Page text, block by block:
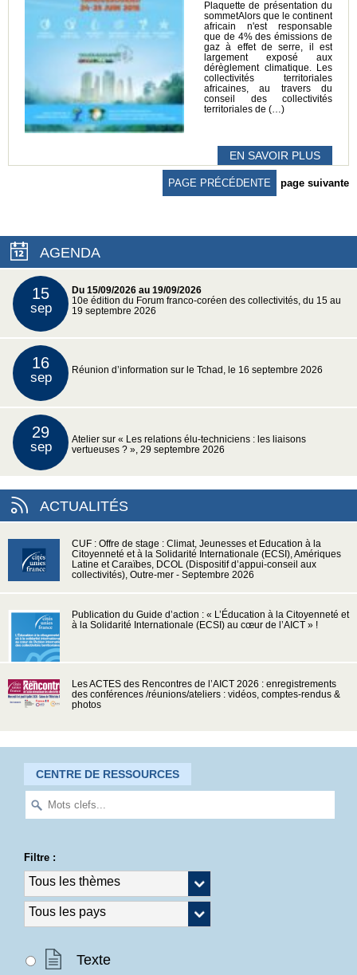
Plaquette de présentation du
sommetAlors que le continent
africain n'est responsable
que de 4% des émissions de
gaz à effet de serre, il est
largement exposé aux
dérèglement climatique. Les
collectivités territoriales
africaines, au travers du
conseil des collectivités
territoriales de (…)
EN SAVOIR PLUS
PAGE PRÉCÉDENTE page suivante
AGENDA
15
sep
Du 15/09/2026 au 19/09/2026
10e édition du Forum franco-coréen des collectivités, du 15 au
19 septembre 2026
16
sep Réunion d’information sur le Tchad, le 16 septembre 2026
29
sep
Atelier sur « Les relations élu-techniciens : les liaisons
vertueuses ? », 29 septembre 2026
ACTUALITÉS
CUF : Offre de stage : Climat, Jeunesses et Education à la
Citoyenneté et à la Solidarité Internationale (ECSI), Amériques
Latine et Caraïbes, DCOL (Dispositif d’appui-conseil aux
collectivités), Outre-mer - Septembre 2026
Publication du Guide d’action : « L’Éducation à la Citoyenneté et
à la Solidarité Internationale (ECSI) au cœur de l’AICT » !
Les ACTES des Rencontres de l’AICT 2026 : enregistrements
des conférences /réunions/ateliers : vidéos, comptes-rendus &
photos
CENTRE DE RESSOURCES
Filtre :
Texte